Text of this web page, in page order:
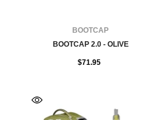
FOURNISSEUR:BOOTCAP
BOOTCAP 2.0 - OLIVE
$71.95